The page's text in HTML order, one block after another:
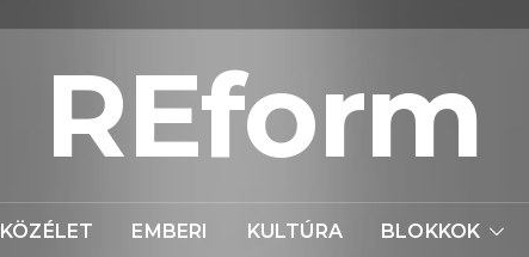
REform
KÖZÉLET EMBERI KULTÚRA BLOKKOK